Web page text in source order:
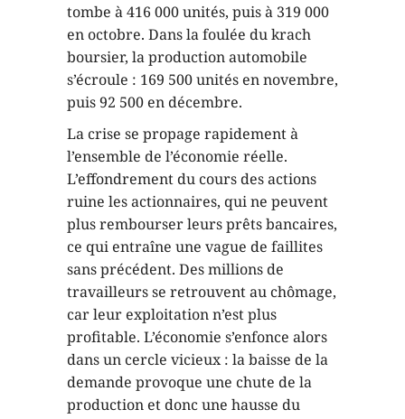
tombe à 416 000 unités, puis à 319 000
en octobre. Dans la foulée du krach
boursier, la production automobile
s’écroule : 169 500 unités en novembre,
puis 92 500 en décembre.
La crise se propage rapidement à
l’ensemble de l’économie réelle.
L’effondrement du cours des actions
ruine les actionnaires, qui ne peuvent
plus rembourser leurs prêts bancaires,
ce qui entraîne une vague de faillites
sans précédent. Des millions de
travailleurs se retrouvent au chômage,
car leur exploitation n’est plus
profitable. L’économie s’enfonce alors
dans un cercle vicieux : la baisse de la
demande provoque une chute de la
production et donc une hausse du